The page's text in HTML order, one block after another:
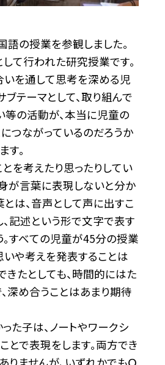
語の授業を参観しました。
て行われた研究授業です。
いを通して思考を深める児
ブテーマとして、取り組んで
等の活動が、本当に児童の
つながっているのだろうか
す。
を考えたり思ったりしてい
が言葉に表現しないと分か
とは、音声として声に出すこ
、記述という形で文字で表す
。すべての児童が45分の授業
や考えを発表することは
きたとしても、時間的にはた
深め合うことはあまり期待
た子は、ノートやワークシ
とで表現をします。両方でき